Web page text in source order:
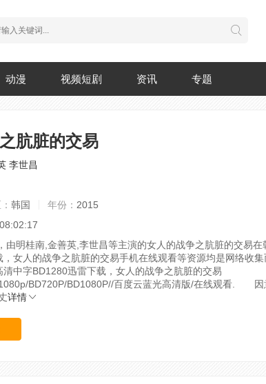
动漫 视频短剧 资讯 专题
肮脏的交易
李世昌
韩国 年份： 2015
由明桂南,金善英,李世昌等主演的女人的战争之肮脏的交易在
，女人的战争之肮脏的交易手机在线观看等资源均是网络收
清中字BD1280迅雷下载，女人的战争之肮脏的交易
BD720P/BD1080P//百度云蓝光高清版/在线观看.
因意
详情